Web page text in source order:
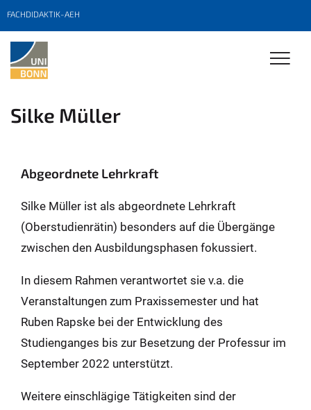
FACHDIDAKTIK-AEH
Silke Müller
Abgeordnete Lehrkraft
Silke Müller ist als abgeordnete Lehrkraft
(Oberstudienrätin) besonders auf die Übergänge
zwischen den Ausbildungsphasen fokussiert.
In diesem Rahmen verantwortet sie v.a. die
Veranstaltungen zum Praxissemester und hat
Ruben Rapske bei der Entwicklung des
Studienganges bis zur Besetzung der Professur im
September 2022 unterstützt.
Weitere einschlägige Tätigkeiten sind der